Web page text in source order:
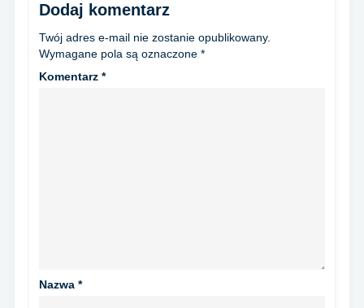
Dodaj komentarz
Twój adres e-mail nie zostanie opublikowany.
Wymagane pola są oznaczone *
Komentarz *
Nazwa *